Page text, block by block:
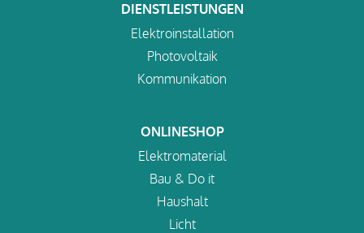
DIENSTLEISTUNGEN
Elektroinstallation
Photovoltaik
Kommunikation
ONLINESHOP
Elektromaterial
Bau & Do it
Haushalt
Licht